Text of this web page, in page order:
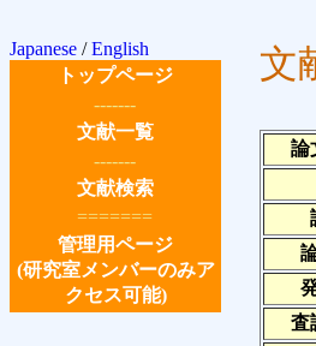
Japanese /English
トップページ
-------
文献一覧
-------
文献検索
=======
管理用ページ
(研究室メンバーのみア
クセス可能)
文
論
査